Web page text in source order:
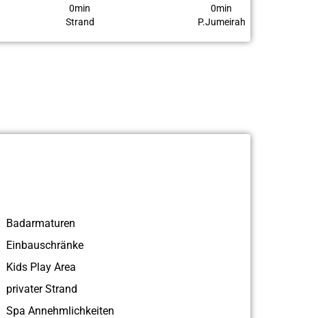
0min
Strand
0min
P.Jumeirah
Badarmaturen
Einbauschränke
Kids Play Area
privater Strand
Spa Annehmlichkeiten